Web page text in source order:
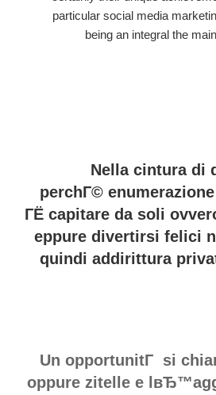
particular social media
being an integral the
Nella cintura di
perchГ©
ГЁ capitare da soli
eppure divertirsi felici
quindi addirittura
Un opportunitГ si
oppure zitelle e